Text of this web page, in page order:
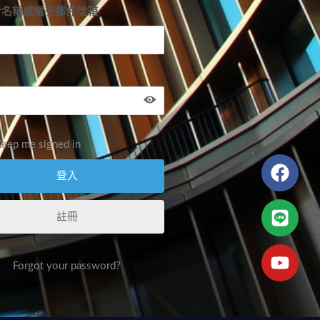
稱或電子郵件信箱
me signed in
註冊
Forgot your password?